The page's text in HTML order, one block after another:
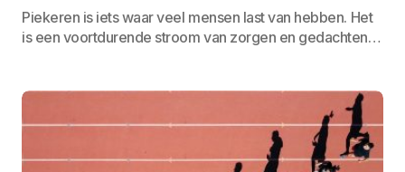
Piekeren is iets waar veel mensen last van hebben. Het
is een voortdurende stroom van zorgen en gedachten…